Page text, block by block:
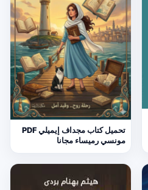
تحميل كتاب مجداف إيميلي PDF
مونسي رميساء مجانا